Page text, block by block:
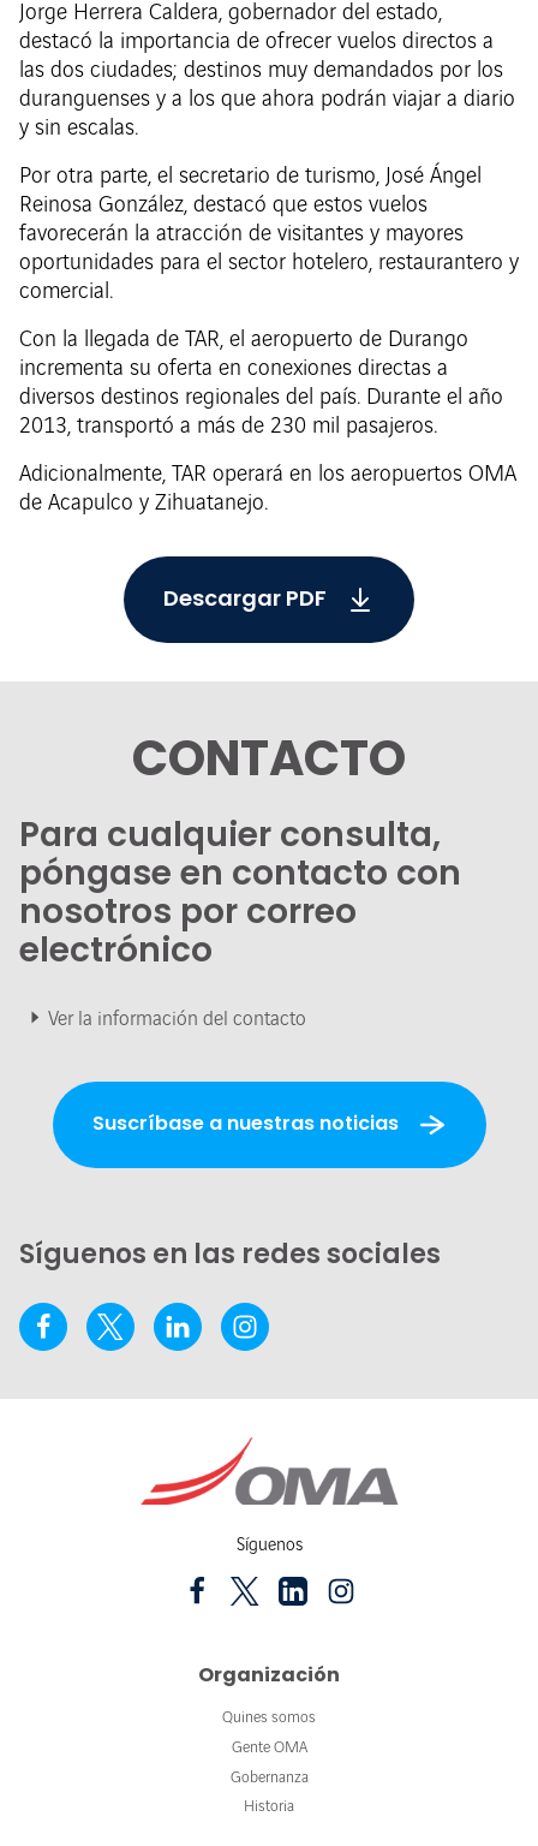
Jorge Herrera Caldera, gobernador del estado,
destacó la importancia de ofrecer vuelos directos a
las dos ciudades; destinos muy demandados por los
duranguenses y a los que ahora podrán viajar a diario
y sin escalas.
Por otra parte, el secretario de turismo, José Ángel
Reinosa González, destacó que estos vuelos
favorecerán la atracción de visitantes y mayores
oportunidades para el sector hotelero, restaurantero y
comercial.
Con la llegada de TAR, el aeropuerto de Durango
incrementa su oferta en conexiones directas a
diversos destinos regionales del país. Durante el año
2013, transportó a más de 230 mil pasajeros.
Adicionalmente, TAR operará en los aeropuertos OMA
de Acapulco y Zihuatanejo.
Descargar PDF
CONTACTO
Para cualquier consulta,
póngase en contacto con
nosotros por correo
electrónico
Ver la información del contacto
Suscríbase a nuestras noticias
Síguenos en las redes sociales
Síguenos
Organización
Quines somos
Gente OMA
Gobernanza
Historia